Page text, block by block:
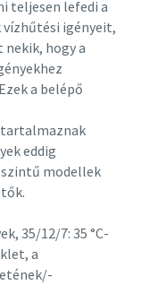
teljesen lefedi a
igényeit,
hogy a
a belépő
eddig
modellek
35/12/7: 35 °C-
a